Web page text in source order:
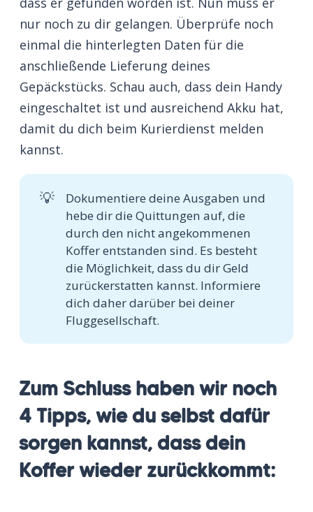
nur noch zu dir gelangen. Überprüfe noch
einmal die hinterlegten Daten für die
anschließende Lieferung deines
Gepäckstücks. Schau auch, dass dein Handy
eingeschaltet ist und ausreichend Akku hat,
damit du dich beim Kurierdienst melden
kannst.
💡
Dokumentiere deine Ausgaben und
hebe dir die Quittungen auf, die
durch den nicht angekommenen
Koffer entstanden sind. Es besteht
die Möglichkeit, dass du dir Geld
zurückerstatten kannst. Informiere
dich daher darüber bei deiner
Fluggesellschaft.
Zum Schluss haben wir noch
4 Tipps, wie du selbst dafür
sorgen kannst, dass dein
Koffer wieder zurückkommt: